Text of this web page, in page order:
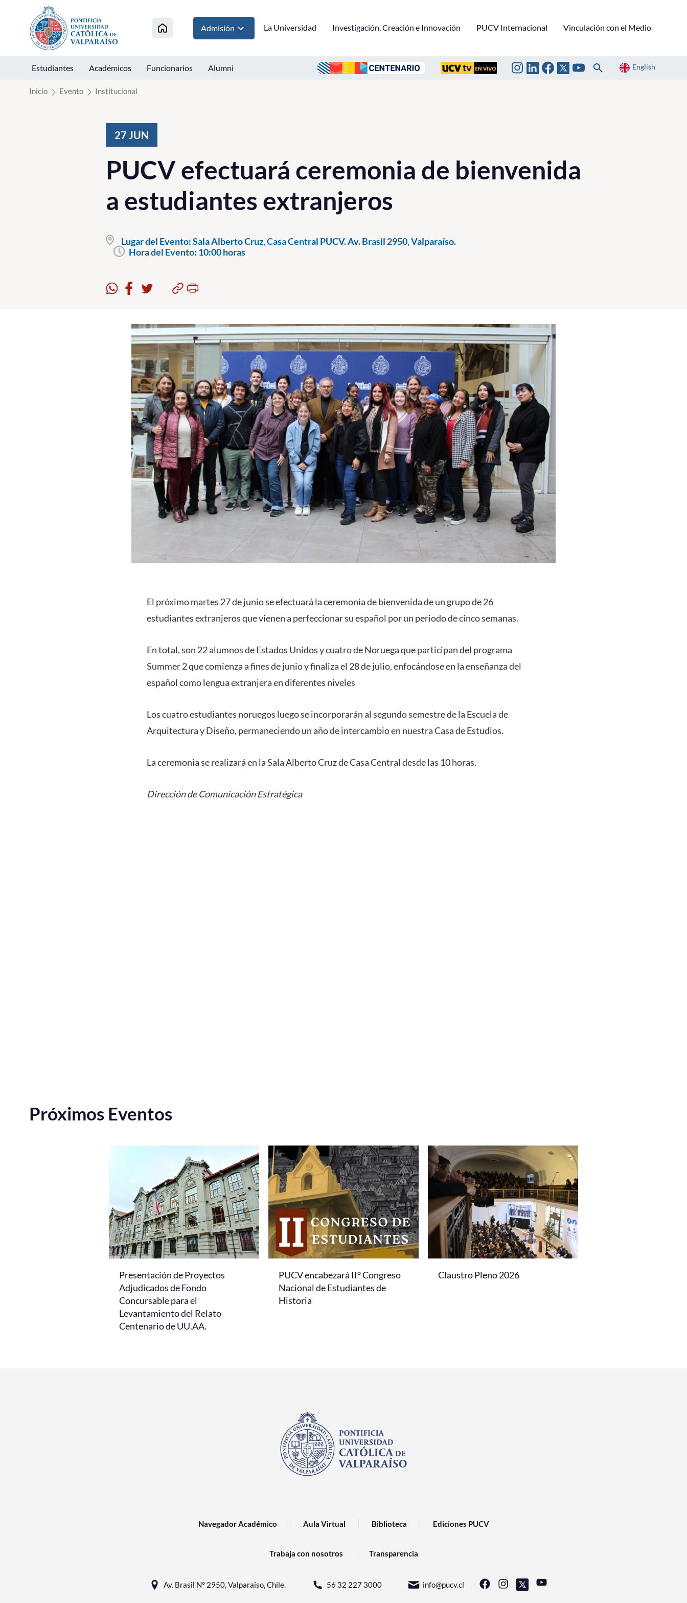
Click acá para ir directamente al contenido
Admisión La Universidad Investigación, Creación e Innovación PUCV Internacional Vinculación con el Medio
Estudiantes Académicos Funcionarios Alumni English
Inicio Evento Institucional
27 JUN
PUCV efectuará ceremonia de bienvenida
a estudiantes extranjeros
Lugar del Evento:Sala Alberto Cruz, Casa Central PUCV. Av. Brasil 2950, Valparaíso.
Hora del Evento: 10:00 horas
El próximo martes 27 de junio se efectuará la ceremonia de bienvenida de un grupo de 26
estudiantes extranjeros que vienen a perfeccionar su español por un periodo de cinco semanas.
En total, son 22 alumnos de Estados Unidos y cuatro de Noruega que participan del programa
Summer 2 que comienza a fines de junio y finaliza el 28 de julio, enfocándose en la enseñanza del
español como lengua extranjera en diferentes niveles
Los cuatro estudiantes noruegos luego se incorporarán al segundo semestre de la Escuela de
Arquitectura y Diseño, permaneciendo un año de intercambio en nuestra Casa de Estudios.
La ceremonia se realizará en la Sala Alberto Cruz de Casa Central desde las 10 horas.
Dirección de Comunicación Estratégica
Próximos Eventos
Presentación de Proyectos
Adjudicados de Fondo
Concursable para el
Levantamiento del Relato
Centenario de UU.AA.
PUCV encabezará II° Congreso
Nacional de Estudiantes de
Historia
Claustro Pleno 2026
Navegador Académico Aula Virtual Biblioteca Ediciones PUCV
Trabaja con nosotros Transparencia
Av. Brasil N° 2950, Valparaíso, Chile. 56 32 227 3000 info@pucv.cl